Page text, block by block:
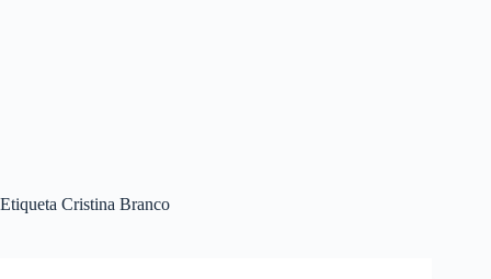
Etiqueta Cristina Branco